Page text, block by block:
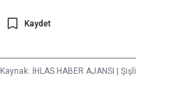
Kaydet
Kaynak: İHLAS HABER AJANSI | Şişli